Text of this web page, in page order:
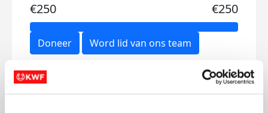
€250 €250
Doneer Word lid van ons team
Mijn updates